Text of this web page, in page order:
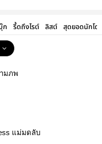
ก รี้ดถึงไรต์ ลิสต์ สุดยอดนักโด
มภพ
แม่มดลับ